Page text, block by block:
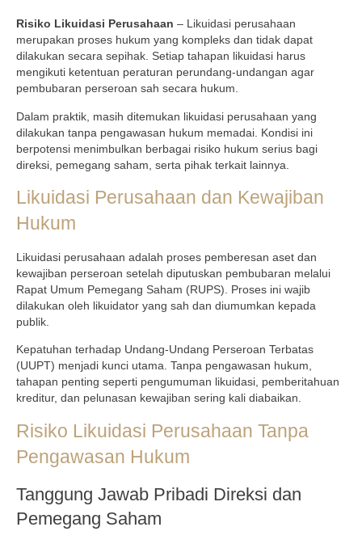
Risiko Likuidasi Perusahaan – Likuidasi perusahaan
merupakan proses hukum yang kompleks dan tidak dapat
dilakukan secara sepihak. Setiap tahapan likuidasi harus
mengikuti ketentuan peraturan perundang-undangan agar
pembubaran perseroan sah secara hukum.
Dalam praktik, masih ditemukan likuidasi perusahaan yang
dilakukan tanpa pengawasan hukum memadai. Kondisi ini
berpotensi menimbulkan berbagai risiko hukum serius bagi
direksi, pemegang saham, serta pihak terkait lainnya.
Likuidasi Perusahaan dan Kewajiban
Hukum
Likuidasi perusahaan adalah proses pemberesan aset dan
kewajiban perseroan setelah diputuskan pembubaran melalui
Rapat Umum Pemegang Saham (RUPS). Proses ini wajib
dilakukan oleh likuidator yang sah dan diumumkan kepada
publik.
Kepatuhan terhadap Undang-Undang Perseroan Terbatas
(UUPT) menjadi kunci utama. Tanpa pengawasan hukum,
tahapan penting seperti pengumuman likuidasi, pemberitahuan
kreditur, dan pelunasan kewajiban sering kali diabaikan.
Risiko Likuidasi Perusahaan Tanpa
Pengawasan Hukum
Tanggung Jawab Pribadi Direksi dan
Pemegang Saham